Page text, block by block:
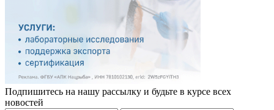
Подпишитесь на нашу рассылку и будьте в курсе всех
новостей